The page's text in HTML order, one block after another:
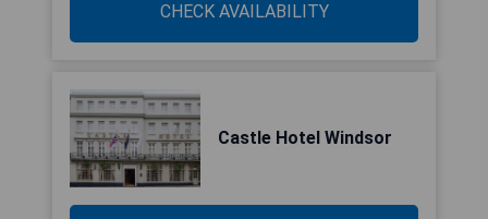
CHECK AVAILABILITY
Castle Hotel Windsor